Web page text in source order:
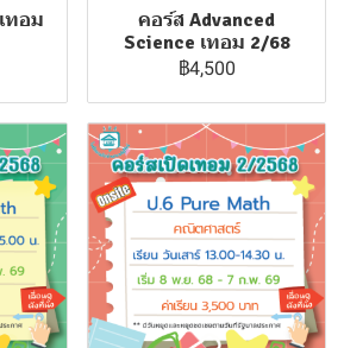
ทอม
คอร์ส Advanced
Science เทอม 2/68
฿4,500